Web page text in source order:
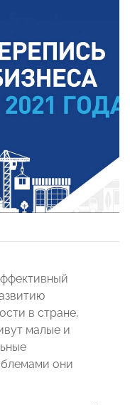
в стране,
малые и
они